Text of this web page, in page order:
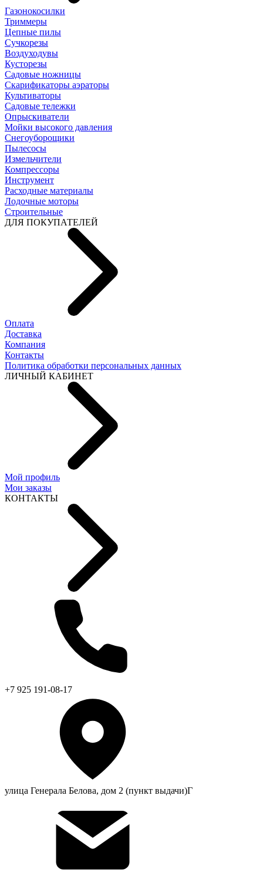
Газонокосилки
Триммеры
Цепные пилы
Cучкорезы
Воздуходувы
Кусторезы
Садовые ножницы
Скарификаторы аэраторы
Культиваторы
Садовые тележки
Опрыскиватели
Мойки высокого давления
Снегоуборощики
Пылесосы
Измельчители
Компрессоры
Инструмент
Расходные материалы
Лодочные моторы
Строительные
ДЛЯ ПОКУПАТЕЛЕЙ
Оплата
Доставка
Компания
Контакты
Политика обработки персональных данных
ЛИЧНЫЙ КАБИНЕТ
Мой профиль
Мои заказы
КОНТАКТЫ
+7 925 191-08-17
улица Генерала Белова, дом 2 (пункт выдачи)Г